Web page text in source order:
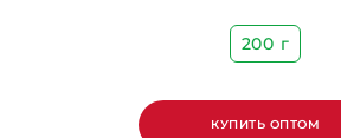
200 г
КУПИТЬ ОПТОМ